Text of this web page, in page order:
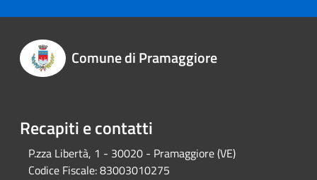
Comune di Pramaggiore
Recapiti e contatti
P.zza Libertà, 1 - 30020 - Pramaggiore (VE)
Codice Fiscale:83003010275